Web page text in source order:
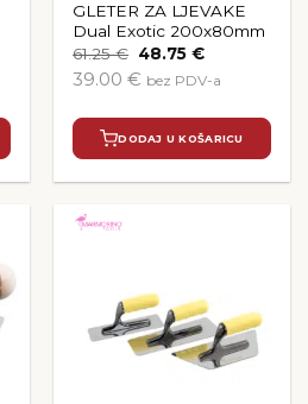
GLETER ZA LJEVAKE
Dual Exotic 200x80mm
61.25€ Izvorna
bila
61.25 €.
48.75€Trenutna
je:
39.00 € bez PDV-a
DODAJ U KOŠARICU